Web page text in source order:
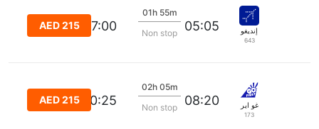
إنديغو
643
05:05
01h 55m
Non stop
07:00
AED 215
غو اير
173
08:20
02h 05m
Non stop
10:25
AED 215